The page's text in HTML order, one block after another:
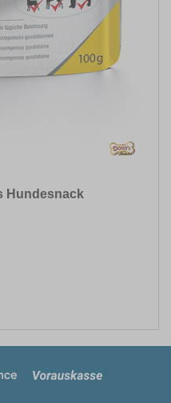
Hundesnack